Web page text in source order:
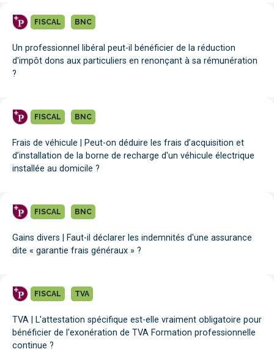
FISCAL BNC
Un professionnel libéral peut-il bénéficier de la réduction
d'impôt dons aux particuliers en renonçant à sa rémunération
?
FISCAL BNC
Frais de véhicule | Peut-on déduire les frais d’acquisition et
d’installation de la borne de recharge d'un véhicule électrique
installée au domicile ?
FISCAL BNC
Gains divers | Faut-il déclarer les indemnités d'une assurance
dite « garantie frais généraux » ?
FISCAL TVA
TVA | L'attestation spécifique est-elle vraiment obligatoire pour
bénéficier de l'exonération de TVA Formation professionnelle
continue ?